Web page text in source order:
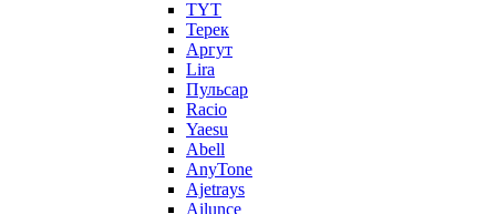
TYT
Терек
Аргут
Lira
Пульсар
Racio
Yaesu
Abell
AnyTone
Ajetrays
Ailunce